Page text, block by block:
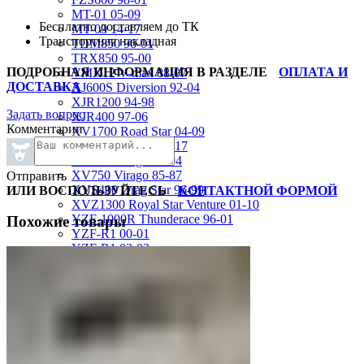
MT-01 05-09
MT-09 14-17
TDM850 96-01
TRX850 95-00
VMX12 V-max 88-07
XJ600S Diversion 92-04
XJR1200 94-98
XJR400 97-06
XV1700 Road Star 04-09
XV1900 Raider 08-17
XV400 Virago 87-94
XV750 Virago 85-87
XVS400 Drag Star 96-99
XVZ1300 Royal Star Venture 01-10
YZF-1000R Thunderace 96-01
YZF-R1 00-01
YZF-R1 02-03
YZF-R1 07-08
YZF-R1 09-14
YZF-R1 09-15
YZF-R1 98-99
YZF-R6 03-05
YZF-R6 06-07
Бесплатно доставляем до ТК
Транспортная накладная
ПОДРОБНАЯ ИНФОРМАЦИЯ В РАЗДЕЛЕ
ОПЛАТА И
ДОСТАВКА
Задать вопрос
Комментарии
Отправить
ИЛИ ВОСПОЛЬЗУЙТЕСЬ КОНТАКТНОЙ ФОРМОЙ
Похожие товары